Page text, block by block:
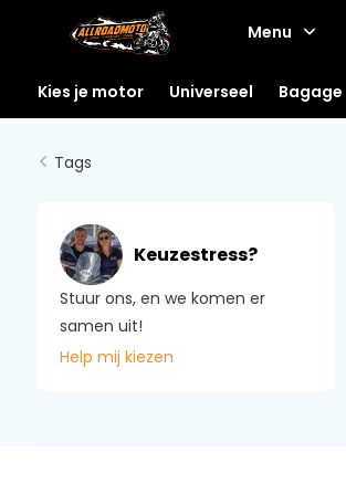
Menu
Kies je motor Universeel Bagage
Tags
Keuzestress?
Stuur ons, en we komen er
samen uit!
Help mij kiezen